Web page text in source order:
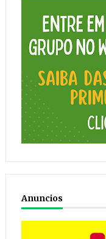
Anuncios